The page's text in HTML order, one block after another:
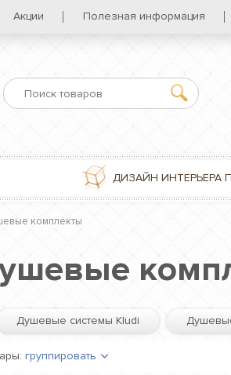
Акции Полезная информация
ДИЗАЙН ИНТЕРЬЕРА
комплекты
Душевые системы Kludi
группировать